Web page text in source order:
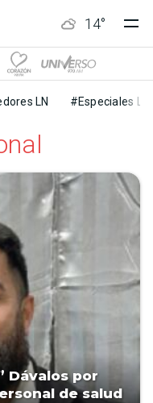
14°
LN #Especiales LN
Dávalos por
de salud